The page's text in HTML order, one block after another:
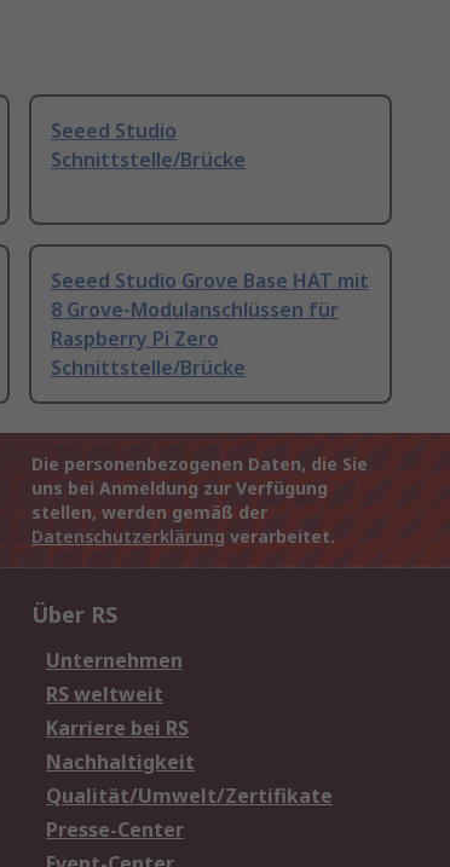
Seeed Studio
Schnittstelle/Brücke
Seeed Studio Grove Base HAT mit
8 Grove-Modulanschlüssen für
Raspberry Pi Zero
Schnittstelle/Brücke
Die personenbezogenen Daten, die Sie
uns bei Anmeldung zur Verfügung
stellen, werden gemäß der
Datenschutzerklärung verarbeitet.
Über RS
Unternehmen
RS weltweit
Karriere bei RS
Nachhaltigkeit
Qualität/Umwelt/Zertifikate
Presse-Center